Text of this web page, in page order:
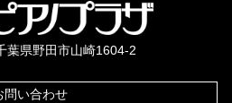
葉県野田市山崎1604-2
問い合わせ